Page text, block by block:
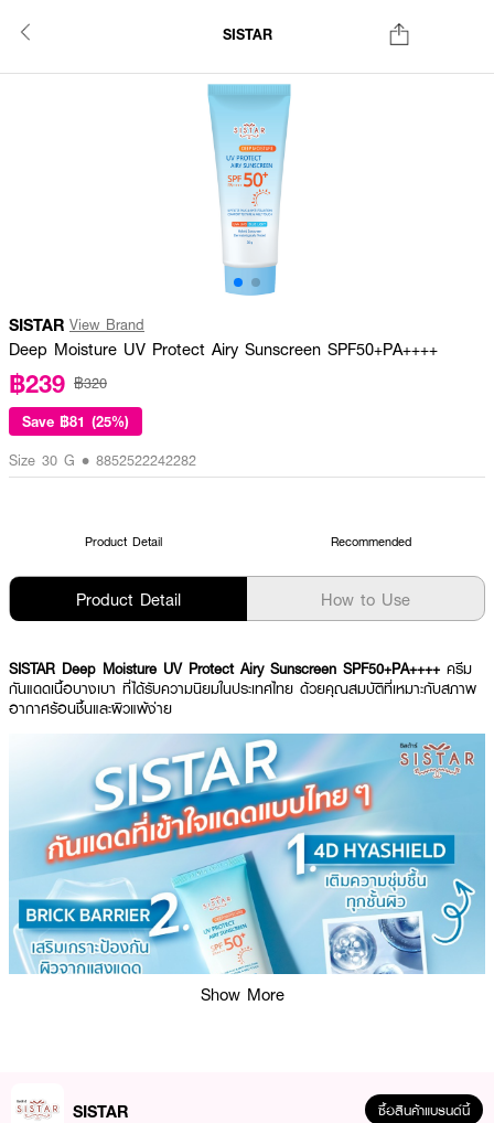
SISTAR
SISTAR View Brand
Deep Moisture UV Protect Airy Sunscreen SPF50+PA++++
฿239 ฿320
Save ฿81 (25%)
Size 30 G • 8852522242282
Product Detail Recommended
Product Detail How to Use
SISTAR Deep Moisture UV Protect Airy Sunscreen SPF50+PA++++ ครีม
กันแดดเนื้อบางเบา ที่ได้รับความนิยมในประเทศไทย ด้วยคุณสมบัติที่เหมาะกับสภาพ
อากาศร้อนชื้นและผิวแพ้ง่าย
Show More
SISTAR ซื้อสินค้าแบรนด์นี้